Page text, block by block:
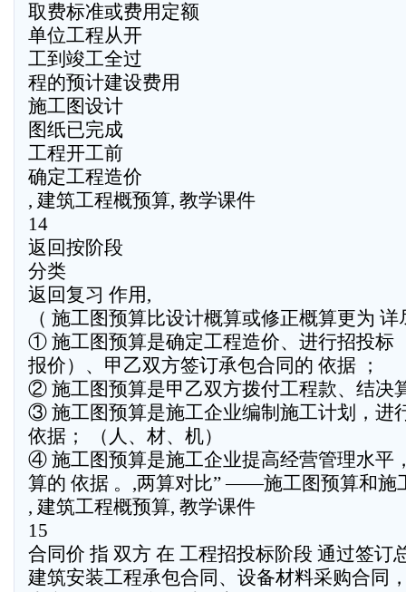
取费标准或费用定额
单位工程从开
工到竣工全过
程的预计建设费用
施工图设计
图纸已完成
工程开工前
确定工程造价
, 建筑工程概预算, 教学课件
14
返回按阶段
分类
返回复习 作用,
（ 施工图预算比设计概算或修正概算更为
① 施工图预算是确定工程造价、进行招投标
报价）、甲乙双方签订承包合同的 依据 ；
② 施工图预算是甲乙双方拨付工程款、结决
③ 施工图预算是施工企业编制施工计划，进
依据； （人、材、机）
④ 施工图预算是施工企业提高经营管理水平
算的 依据 。,两算对比” ——施工图预算和施
, 建筑工程概预算, 教学课件
15
合同价 指 双方 在 工程招投标阶段 通过签订
建筑安装工程承包合同、设备材料采购合同